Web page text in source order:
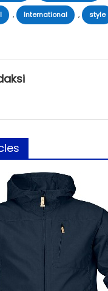
, International , style